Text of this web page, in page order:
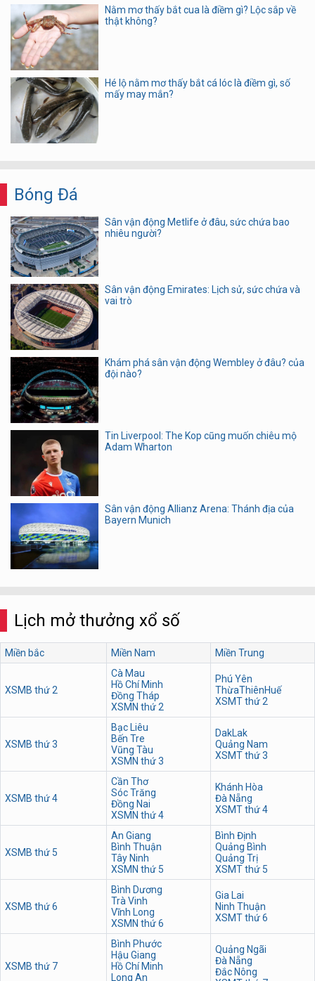
Nằm mơ thấy bắt cua là điềm gì? Lộc sắp về
thật không?
Hé lộ nằm mơ thấy bắt cá lóc là điềm gì, số
mấy may mắn?
Bóng Đá
Sân vận động Metlife ở đâu, sức chứa bao
nhiêu người?
Sân vận động Emirates: Lịch sử, sức chứa và
vai trò
Khám phá sân vận động Wembley ở đâu? của
đội nào?
Tin Liverpool: The Kop cũng muốn chiêu mộ
Adam Wharton
Sân vận động Allianz Arena: Thánh địa của
Bayern Munich
Lịch mở thưởng xổ số
Miền bắc Miền Nam Miền Trung
XSMB thứ 2
Cà Mau
Hồ Chí Minh
Đồng Tháp
XSMN thứ 2
Phú Yên
ThừaThiênHuế
XSMT thứ 2
XSMB thứ 3
Bạc Liêu
Bến Tre
Vũng Tàu
XSMN thứ 3
DakLak
Quảng Nam
XSMT thứ 3
XSMB thứ 4
Cần Thơ
Sóc Trăng
Đồng Nai
XSMN thứ 4
Khánh Hòa
Đà Nẵng
XSMT thứ 4
XSMB thứ 5
An Giang
Bình Thuận
Tây Ninh
XSMN thứ 5
Bình Định
Quảng Bình
Quảng Trị
XSMT thứ 5
XSMB thứ 6
Bình Dương
Trà Vinh
Vĩnh Long
XSMN thứ 6
Gia Lai
Ninh Thuận
XSMT thứ 6
XSMB thứ 7
Bình Phước
Hậu Giang
Hồ Chí Minh
Long An
Quảng Ngãi
Đà Nẵng
Đắc Nông